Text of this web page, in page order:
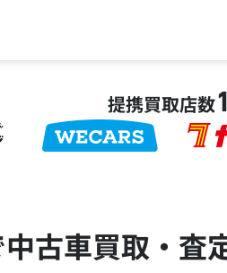
提携買取店数
古車買取・査